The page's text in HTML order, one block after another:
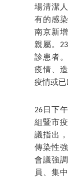
場清潔
有的感
南京新
親屬。
診患者
疫情、
疫情或已
26日下
組暨市
議指出
傳染性
會議強
員、集